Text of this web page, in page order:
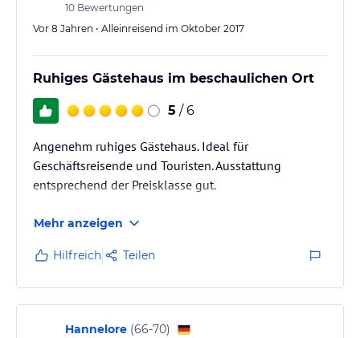
10 Bewertungen
Vor 8 Jahren • Alleinreisend im Oktober 2017
Ruhiges Gästehaus im beschaulichen Ort
5 / 6
Angenehm ruhiges Gästehaus. Ideal für
Geschäftsreisende und Touristen. Ausstattung
entsprechend der Preisklasse gut.
Mehr anzeigen
Hilfreich Teilen
Hannelore (66-70)